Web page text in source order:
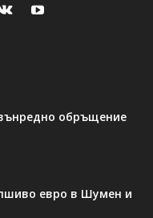
обръщение
евро в Шумен и